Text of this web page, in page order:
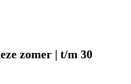
zomer | t/m 30